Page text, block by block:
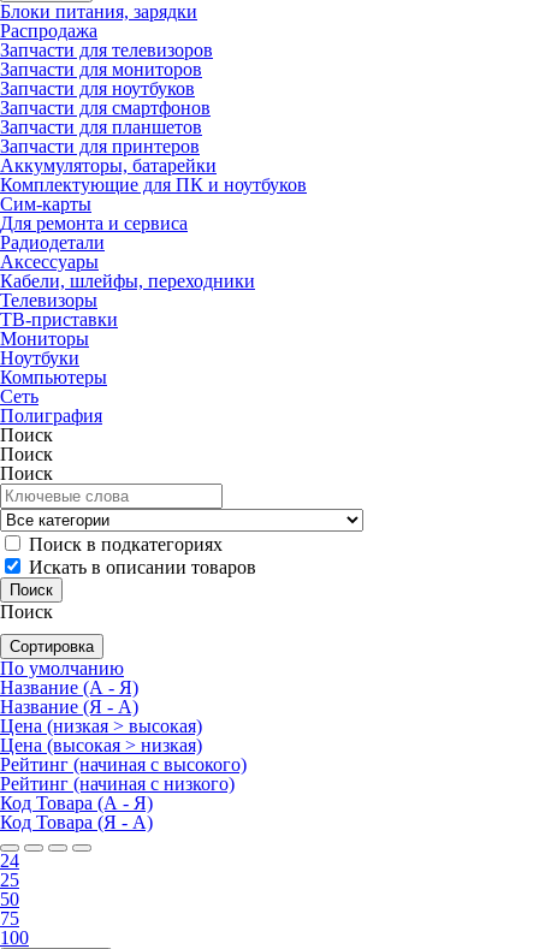
Блоки питания, зарядки
Распродажа
Запчасти для телевизоров
Запчасти для мониторов
Запчасти для ноутбуков
Запчасти для смартфонов
Запчасти для планшетов
Запчасти для принтеров
Аккумуляторы, батарейки
Комплектующие для ПК и ноутбуков
Сим-карты
Для ремонта и сервиса
Радиодетали
Аксессуары
Кабели, шлейфы, переходники
Телевизоры
ТВ-приставки
Мониторы
Ноутбуки
Компьютеры
Сеть
Полиграфия
Поиск
Поиск
Поиск
Поиск в подкатегориях
Искать в описании товаров
Поиск
Сортировка
По умолчанию
Название (А - Я)
Название (Я - А)
Цена (низкая > высокая)
Цена (высокая > низкая)
Рейтинг (начиная с высокого)
Рейтинг (начиная с низкого)
Код Товара (А - Я)
Код Товара (Я - А)
24
25
50
75
100